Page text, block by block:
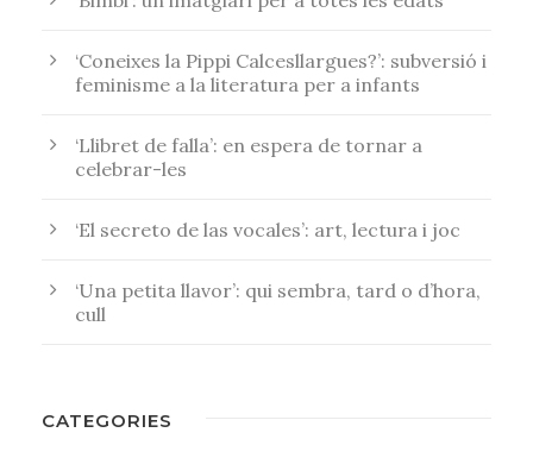
‘Coneixes la Pippi Calcesllargues?’: subversió i
feminisme a la literatura per a infants
‘Llibret de falla’: en espera de tornar a
celebrar-les
‘El secreto de las vocales’: art, lectura i joc
‘Una petita llavor’: qui sembra, tard o d’hora,
cull
CATEGORIES